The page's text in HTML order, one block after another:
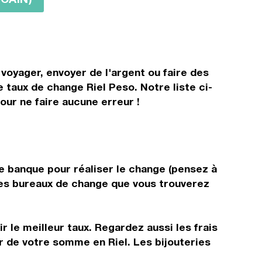
envoyer de l'argent ou faire des
de change Riel Peso. Notre liste ci-
ne faire aucune erreur !
banque pour réaliser le change (pensez à
bureaux de change que vous trouverez
le meilleur taux. Regardez aussi les frais
votre somme en Riel. Les bijouteries